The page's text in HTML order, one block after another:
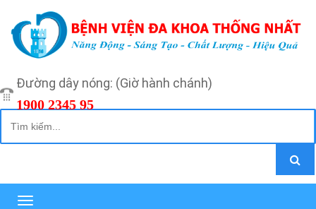
Đường dây nóng: (Giờ hành chánh)
1900 2345 95
Toggle